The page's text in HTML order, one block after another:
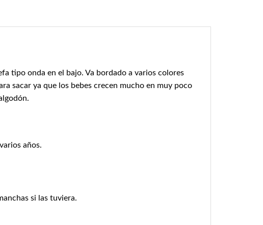
tipo onda en el bajo. Va bordado a varios colores
sacar ya que los bebes crecen mucho en muy poco
años.
si las tuviera.